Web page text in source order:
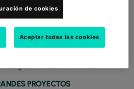
banda, a las que los gerentes de
sobre la marcha para los
obras de construcción. Implenia, el
servicios inmobiliarios y de
reconocido y ha conectado en red
PROYECTOS
de cookies
Aceptar todas las cookies